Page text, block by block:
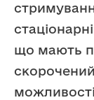
що мають